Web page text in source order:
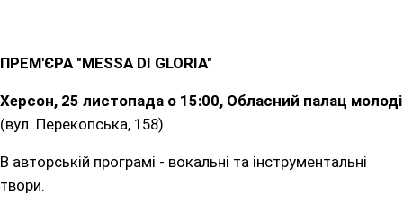
ПРЕМ'ЄРА "MESSA DI GLORIA"
Херсон, 25 листопада о 15:00, Обласний палац молоді
(вул. Перекопська, 158)
В авторській програмі - вокальні та інструментальні
твори.